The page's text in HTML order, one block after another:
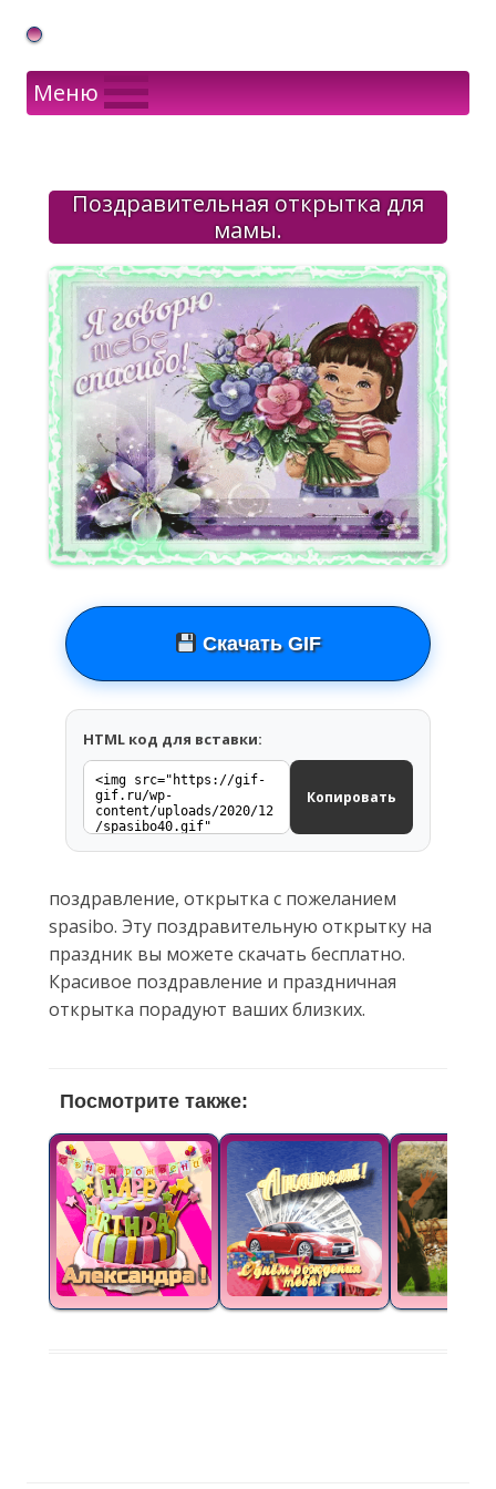
Gif Открытки в подарок
Меню
Поздравительная открытка для
мамы.
Скачать GIF
HTML код для вставки:
Копировать
поздравление, открытка с пожеланием
spasibo. Эту поздравительную открытку на
праздник вы можете скачать бесплатно.
Красивое поздравление и праздничная
открытка порадуют ваших близких.
Посмотрите также: